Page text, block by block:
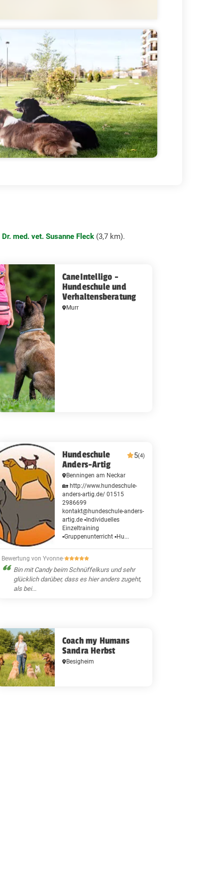
Dr. med. vet. Susanne Fleck (3,7 km).
CaneIntelligo -
Hundeschule und
Verhaltensberatung
Murr
Hundeschule
Anders-Artig
5(4)
Benningen am Neckar
🏡 http://www.hundeschule-
anders-artig.de/ 01515
2986699
kontakt@hundeschule-anders-
artig.de ▪️Individuelles
Einzeltraining
▪️Gruppenunterricht ▪️Hu...
Bewertung von Yvonne·
Bin mit Candy beim Schnüffelkurs und sehr
glücklich darüber, dass es hier anders zugeht,
als bei...
Coach my Humans
Sandra Herbst
Besigheim